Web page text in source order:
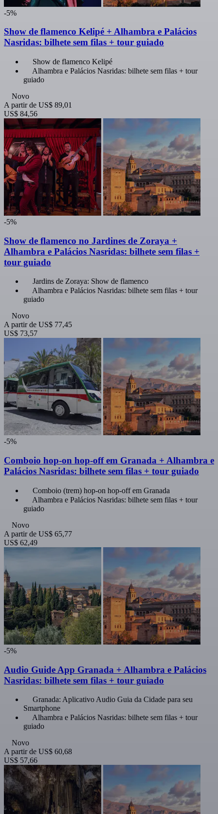
-5%
Show de flamenco Kelipé + Alhambra e Palácios
Nasridas: bilhete sem filas + tour guiado
Show de flamenco Kelipé
Alhambra e Palácios Nasridas: bilhete sem filas + tour
guiado
Novo
A partir de US$ 89,01
US$ 84,56
-5%
Show de flamenco no Jardines de Zoraya +
Alhambra e Palácios Nasridas: bilhete sem filas +
tour guiado
Jardins de Zoraya: Show de flamenco
Alhambra e Palácios Nasridas: bilhete sem filas + tour
guiado
Novo
A partir de US$ 77,45
US$ 73,57
-5%
Comboio hop-on hop-off em Granada + Alhambra e
Palácios Nasridas: bilhete sem filas + tour guiado
Comboio (trem) hop-on hop-off em Granada
Alhambra e Palácios Nasridas: bilhete sem filas + tour
guiado
Novo
A partir de US$ 65,77
US$ 62,49
-5%
Audio Guide App Granada + Alhambra e Palácios
Nasridas: bilhete sem filas + tour guiado
Granada: Aplicativo Audio Guia da Cidade para seu
Smartphone
Alhambra e Palácios Nasridas: bilhete sem filas + tour
guiado
Novo
A partir de US$ 60,68
US$ 57,66